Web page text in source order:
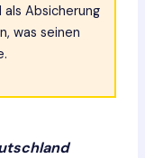
Absicherung
was seinen